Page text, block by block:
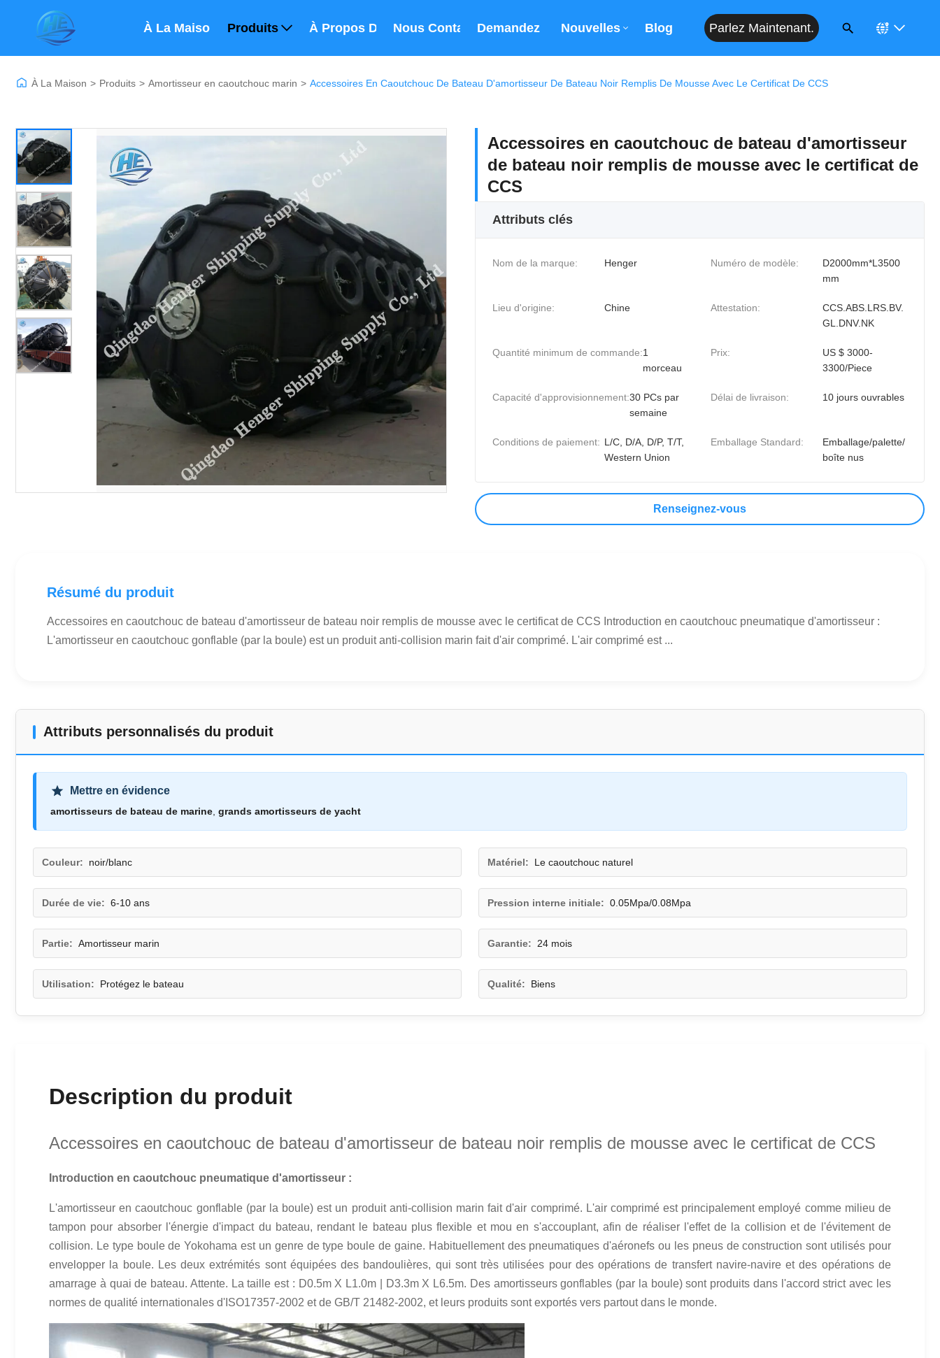
À La Maison Produits À Propos De NousNous ContacterDemandez Un Devis
Nouvelles Blog Parlez Maintenant.
À La Maison > Produits > Amortisseur en caoutchouc marin > Accessoires En Caoutchouc De Bateau D'amortisseur De Bateau Noir Remplis De Mousse Avec Le Certificat De CCS
Accessoires en caoutchouc de bateau d'amortisseur
de bateau noir remplis de mousse avec le certificat de
CCS
Attributs clés
Nom de la marque: Henger Numéro de modèle:
D2000mm*L3500
mm
Lieu d'origine: Chine Attestation:
CCS.ABS.LRS.BV.
GL.DNV.NK
Quantité minimum de commande:1
morceau
Prix:
US $ 3000-
3300/Piece
Capacité d'approvisionnement:30 PCs par
semaine
Délai de livraison: 10 jours ouvrables
Conditions de paiement: L/C, D/A, D/P, T/T,
Western Union
Emballage Standard:
Emballage/palette/
boîte nus
Renseignez-vous
Résumé du produit
Accessoires en caoutchouc de bateau d'amortisseur de bateau noir remplis de mousse avec le certificat de CCS Introduction en caoutchouc pneumatique d'amortisseur :
L'amortisseur en caoutchouc gonflable (par la boule) est un produit anti-collision marin fait d'air comprimé. L'air comprimé est ...
Attributs personnalisés du produit
Mettre en évidence
amortisseurs de bateau de marine grands amortisseurs de yacht
Couleur: noir/blanc Matériel: Le caoutchouc naturel
Durée de vie: 6-10 ans Pression interne initiale: 0.05Mpa/0.08Mpa
Partie: Amortisseur marin Garantie: 24 mois
Utilisation: Protégez le bateau Qualité: Biens
Description du produit
Accessoires en caoutchouc de bateau d'amortisseur de bateau noir remplis de mousse avec le certificat de CCS
Introduction en caoutchouc pneumatique d'amortisseur :
L'amortisseur en caoutchouc gonflable (par la boule) est un produit anti-collision marin fait d'air comprimé. L'air comprimé est principalement employé comme milieu de
tampon pour absorber l'énergie d'impact du bateau, rendant le bateau plus flexible et mou en s'accouplant, afin de réaliser l'effet de la collision et de l'évitement de
collision. Le type boule de Yokohama est un genre de type boule de gaine. Habituellement des pneumatiques d'aéronefs ou les pneus de construction sont utilisés pour
envelopper la boule. Les deux extrémités sont équipées des bandoulières, qui sont très utilisées pour des opérations de transfert navire-navire et des opérations de
amarrage à quai de bateau. Attente. La taille est : D0.5m X L1.0m | D3.3m X L6.5m. Des amortisseurs gonflables (par la boule) sont produits dans l'accord strict avec les
normes de qualité internationales d'ISO17357-2002 et de GB/T 21482-2002, et leurs produits sont exportés vers partout dans le monde.